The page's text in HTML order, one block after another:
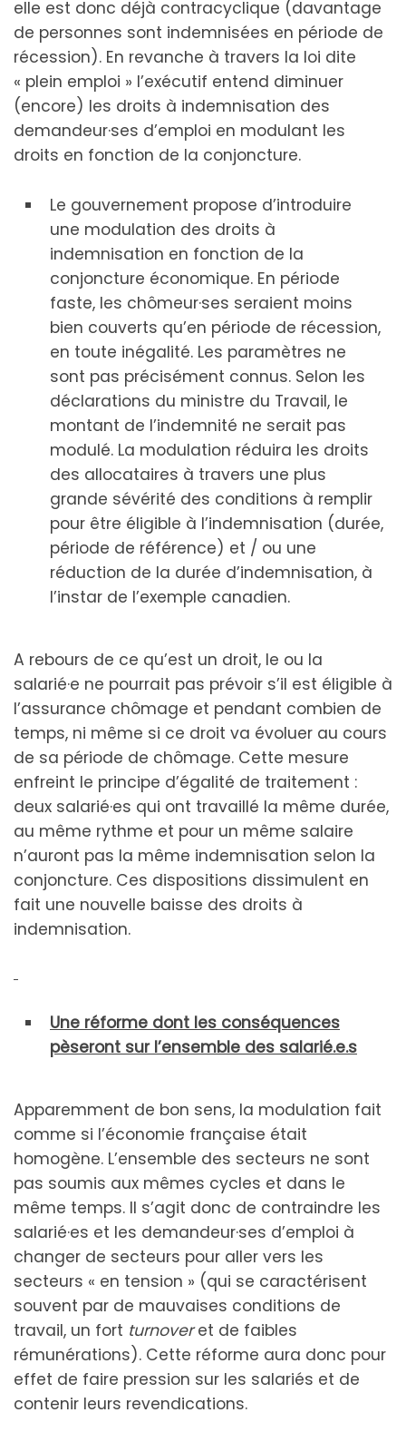
elle est donc déjà contracyclique (davantage
de personnes sont indemnisées en période de
récession). En revanche à travers la loi dite
« plein emploi » l’exécutif entend diminuer
(encore) les droits à indemnisation des
demandeur·ses d’emploi en modulant les
droits en fonction de la conjoncture.
Le gouvernement propose d’introduire
une modulation des droits à
indemnisation en fonction de la
conjoncture économique. En période
faste, les chômeur·ses seraient moins
bien couverts qu’en période de récession,
en toute inégalité. Les paramètres ne
sont pas précisément connus. Selon les
déclarations du ministre du Travail, le
montant de l’indemnité ne serait pas
modulé. La modulation réduira les droits
des allocataires à travers une plus
grande sévérité des conditions à remplir
pour être éligible à l’indemnisation (durée,
période de référence) et / ou une
réduction de la durée d’indemnisation, à
l’instar de l’exemple canadien.
A rebours de ce qu’est un droit, le ou la
salarié·e ne pourrait pas prévoir s’il est éligible à
l’assurance chômage et pendant combien de
temps, ni même si ce droit va évoluer au cours
de sa période de chômage. Cette mesure
enfreint le principe d’égalité de traitement :
deux salarié·es qui ont travaillé la même durée,
au même rythme et pour un même salaire
n’auront pas la même indemnisation selon la
conjoncture. Ces dispositions dissimulent en
fait une nouvelle baisse des droits à
indemnisation.
Une réforme dont les conséquences
pèseront sur l’ensemble des salarié.e.s
Apparemment de bon sens, la modulation fait
comme si l’économie française était
homogène. L’ensemble des secteurs ne sont
pas soumis aux mêmes cycles et dans le
même temps. Il s’agit donc de contraindre les
salarié·es et les demandeur·ses d’emploi à
changer de secteurs pour aller vers les
secteurs « en tension » (qui se caractérisent
souvent par de mauvaises conditions de
travail, un fort turnoveret de faibles
rémunérations). Cette réforme aura donc pour
effet de faire pression sur les salariés et de
contenir leurs revendications.